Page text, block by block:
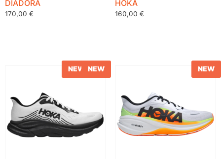
DIADORA
170,00 €
HOKA
160,00 €
NEW NEW NEW